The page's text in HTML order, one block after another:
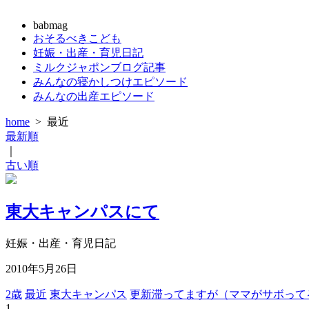
babmag
おそるべきこども
妊娠・出産・育児日記
ミルクジャポンブログ記事
みんなの寝かしつけエピソード
みんなの出産エピソード
home > 最近
最新順
古い順
東大キャンパスにて
妊娠・出産・育児日記
2010年5月26日
2歳 最近 東大キャンパス 更新滞ってますが（ママがサボっ